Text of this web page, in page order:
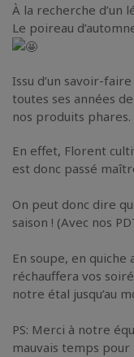
À la recherche d’un
Le poireau
Issu d’un savoir-
toutes ses années
nos produits phares.
En effet, Florent
est donc passé
On peut donc dire
saison ! (Avec nos
En soupe, en
réchauffera vos
notre étal jusqu’au
PS: Merci à notre
mauvais temps pour